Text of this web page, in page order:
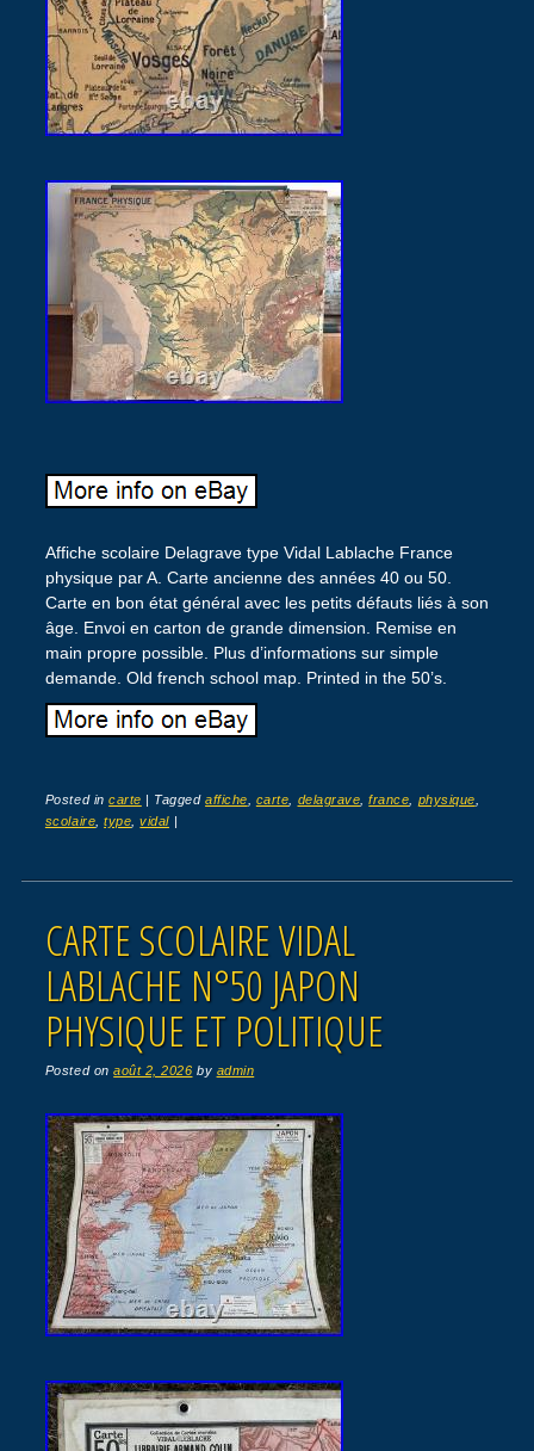
Affiche scolaire Delagrave type Vidal Lablache France
physique par A. Carte ancienne des années 40 ou 50.
Carte en bon état général avec les petits défauts liés à son
âge. Envoi en carton de grande dimension. Remise en
main propre possible. Plus d’informations sur simple
demande. Old french school map. Printed in the 50’s.
Posted incarte Taggedaffiche carte delagrave ,france physique
scolaire ,type ,vidal
CARTE SCOLAIRE VIDAL
LABLACHE N°50 JAPON
PHYSIQUE ET POLITIQUE
Posted onaoût 2, 2026 by admin